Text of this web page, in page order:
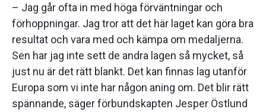
– Jag går ofta in med höga förväntningar och
förhoppningar. Jag tror att det här laget kan göra bra
resultat och vara med och kämpa om medaljerna.
Sen har jag inte sett de andra lagen så mycket, så
just nu är det rätt blankt. Det kan finnas lag utanför
Europa som vi inte har någon aning om. Det blir rätt
spännande, säger förbundskapten Jesper Östlund